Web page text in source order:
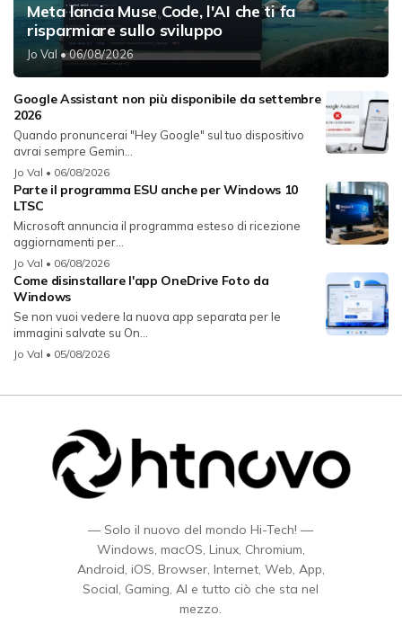
Meta lancia Muse Code, l'AI che ti fa
risparmiare sullo sviluppo
Jo Val • 06/08/2026
Google Assistant non più disponibile da settembre
2026
Quando pronuncerai "Hey Google" sul tuo dispositivo
avrai sempre Gemin...
Jo Val • 06/08/2026
Parte il programma ESU anche per Windows 10
LTSC
Microsoft annuncia il programma esteso di ricezione
aggiornamenti per...
Jo Val • 06/08/2026
Come disinstallare l'app OneDrive Foto da
Windows
Se non vuoi vedere la nuova app separata per le
immagini salvate su On...
Jo Val • 05/08/2026
— Solo il nuovo del mondo Hi-Tech! —
Windows, macOS, Linux, Chromium,
Android, iOS, Browser, Internet, Web, App,
Social, Gaming, AI e tutto ciò che sta nel
mezzo.